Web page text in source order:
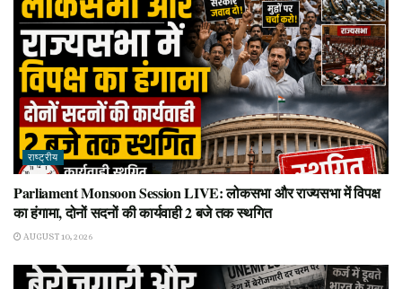
राष्ट्रीय
Parliament Monsoon Session LIVE: लोकसभा और राज्यसभा में विपक्ष
का हंगामा, दोनों सदनों की कार्यवाही 2 बजे तक स्थगित
AUGUST 10, 2026